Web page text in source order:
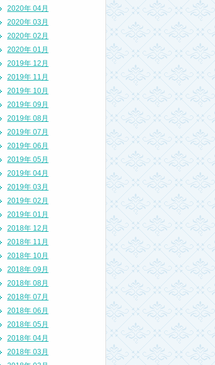
2020年 04月
2020年 03月
2020年 02月
2020年 01月
2019年 12月
2019年 11月
2019年 10月
2019年 09月
2019年 08月
2019年 07月
2019年 06月
2019年 05月
2019年 04月
2019年 03月
2019年 02月
2019年 01月
2018年 12月
2018年 11月
2018年 10月
2018年 09月
2018年 08月
2018年 07月
2018年 06月
2018年 05月
2018年 04月
2018年 03月